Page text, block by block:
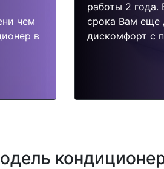
чем
в
работы 2 года.
срока Вам еще
дискомфорт с